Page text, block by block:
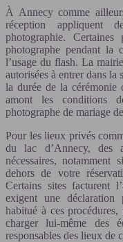
À Annecy comme
réception appliquent
photographie.
photographe pendant la
l’usage du flash. La
autorisées à entrer dans la
la durée de la
amont les conditions
photographe de mariage
Pour les lieux privés
du lac d’Annecy, des
nécessaires, notamment
dehors de votre
Certains sites facturent
exigent une déclaration
habitué à ces
charger lui-même des
responsables des lieux de